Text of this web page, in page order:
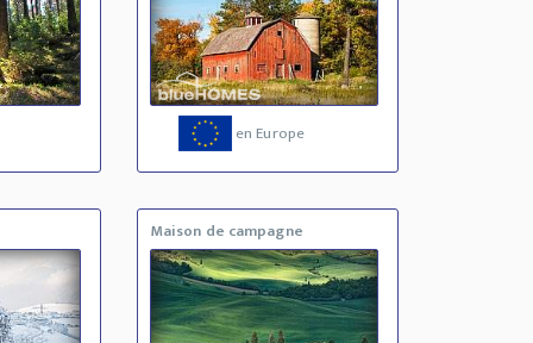
en Europe
Maison de campagne